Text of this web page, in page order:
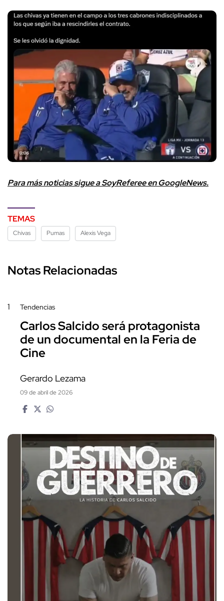
Para más noticias sigue a SoyReferee en GoogleNews.
TEMAS
Chivas Pumas Alexis Vega
Notas Relacionadas
1 Tendencias
Carlos Salcido será protagonista
de un documental en la Feria de
Cine
Gerardo Lezama
09 de abril de 2026